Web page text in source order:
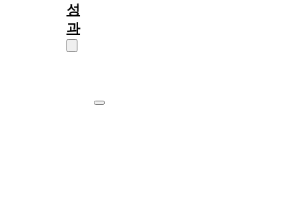
성
과